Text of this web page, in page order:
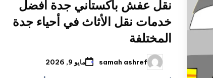
نقل عفش باكستاني جدة أفضل
خدمات نقل الأثاث في أحياء جدة
المختلفة
تمّ
النشر
samah ashref مايو 9, 2026